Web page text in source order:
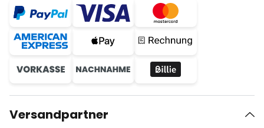
Versandpartner